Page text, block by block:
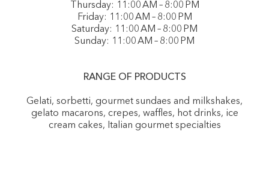
Thursday: 11:00 AM – 8:00 PM
Friday: 11:00 AM – 8:00 PM
Saturday: 11:00 AM – 8:00 PM
Sunday: 11:00 AM – 8:00 PM
RANGE OF PRODUCTS
Gelati, sorbetti, gourmet sundaes and milkshakes,
gelato macarons, crepes, waffles, hot drinks, ice
cream cakes, Italian gourmet specialties